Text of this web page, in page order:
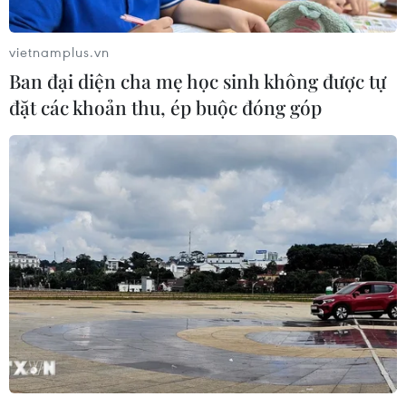
Ca vi phẫu ghép da đầu hiếm gặp
giúp bé gái phục hồi sau 10 năm
06/08/2026 07:15
Hà Nội: Kiểm tra, xác minh liên quan
đến sản phẩm giảm cân dạng bút
06/08/2026 07:05
Người dân không sử dụng sản phẩm
giảm cân không rõ nguồn gốc, chưa
được cấp phép
06/08/2026 04:22
vietnamplus.vn
Ban đại diện cha mẹ học sinh không được tự
đặt các khoản thu, ép buộc đóng góp